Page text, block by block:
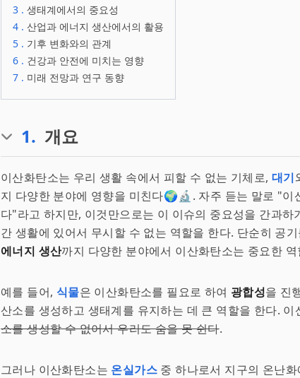
3 . 생태계에서의 중요성
4 . 산업과 에너지 생산에서의 활용
5 . 기후 변화와의 관계
6 . 건강과 안전에 미치는 영향
7 . 미래 전망과 연구 동향
1. 개요
이산화탄소는 우리 생활 속에서 피할 수 없는 기체로, 대기
지 다양한 분야에 영향을 미친다🌍🔬. 자주 듣는 말로 "이
다"라고 하지만, 이것만으로는 이 이슈의 중요성을 간과하
간 생활에 있어서 무시할 수 없는 역할을 한다. 단순히 공
에너지 생산까지 다양한 분야에서 이산화탄소는 중요한 역
예를 들어, 식물은 이산화탄소를 필요로 하여 광합성을 진
산소를 생성하고 생태계를 유지하는 데 큰 역할을 한다.
소를 생성할 수 없어서 우리도 숨을 못 쉰다.
그러나 이산화탄소는 온실가스 중 하나로서 지구의 온난